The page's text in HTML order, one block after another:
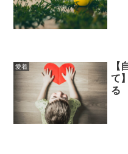
愛着
【
て
る